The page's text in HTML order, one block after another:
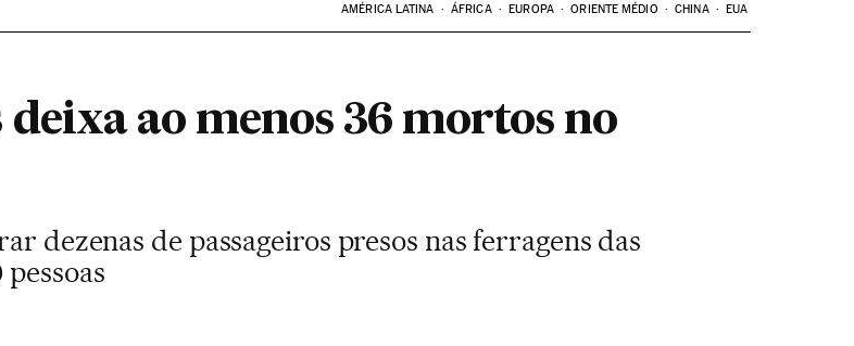
AMÉRICA LATINA ÁFRICA EUROPA ORIENTE MÉDIO CHINA EUA
ao menos 36 mortos no
dezenas de passageiros presos nas ferragens das